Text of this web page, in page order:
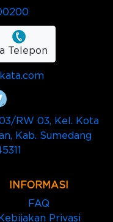
Telepon
RW 03, Kel. Kota
Kab. Sumedang
INFORMASI
FAQ
Kebijakan Privasi